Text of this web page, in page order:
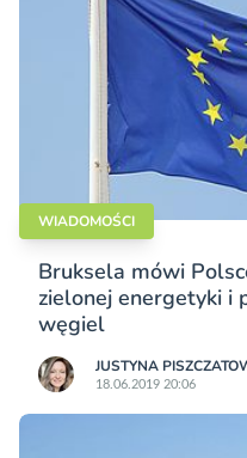
WIADOMOŚCI
Bruksela mówi
zielonej energetyki i
węgiel
JUSTYNA
18.06.2019 20:06